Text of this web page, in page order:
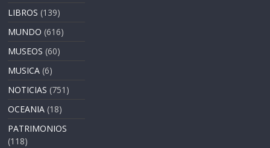
LIBROS (139)
MUNDO (616)
MUSEOS (60)
MUSICA (6)
NOTICIAS (751)
OCEANIA (18)
PATRIMONIOS
(118)